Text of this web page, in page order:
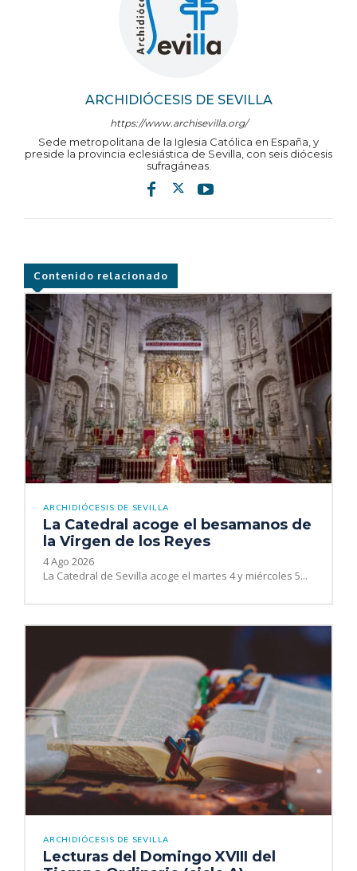
ARCHIDIÓCESIS DE SEVILLA
https://www.archisevilla.org/
Sede metropolitana de la Iglesia Católica en España, y
preside la provincia eclesiástica de Sevilla, con seis diócesis
sufragáneas.
Contenido relacionado
ARCHIDIÓCESIS DE SEVILLA
La Catedral acoge el besamanos de
la Virgen de los Reyes
4 Ago 2026
La Catedral de Sevilla acoge el martes 4 y miércoles 5...
ARCHIDIÓCESIS DE SEVILLA
Lecturas del Domingo XVIII del